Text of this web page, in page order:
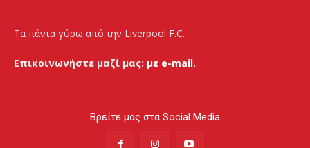
Τα πάντα γύρω από την Liverpool F.C.
Επικοινωνήστε μαζί μας: με e-mail.
Βρείτε μας στα Social Media